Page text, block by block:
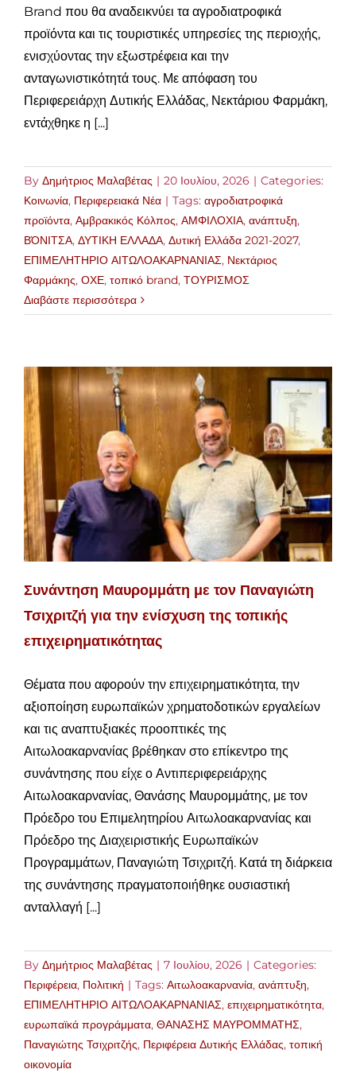
Brand που θα αναδεικνύει τα αγροδιατροφικά
προϊόντα και τις τουριστικές υπηρεσίες της περιοχής,
ενισχύοντας την εξωστρέφεια και την
ανταγωνιστικότητά τους. Με απόφαση του
Περιφερειάρχη Δυτικής Ελλάδας, Νεκτάριου Φαρμάκη,
εντάχθηκε η [...]
By Δημήτριος Μαλαβέτας | 20 Ιουλίου, 2026 | Categories:
Κοινωνία, Περιφερειακά Νέα | Tags: αγροδιατροφικά
προϊόντα, Αμβρακικός Κόλπος, ΑΜΦΙΛΟΧΙΑ, ανάπτυξη,
ΒΌΝΙΤΣΑ, ΔΥΤΙΚΗ ΕΛΛΑΔΑ, Δυτική Ελλάδα 2021-2027,
ΕΠΙΜΕΛΗΤΗΡΙΟ ΑΙΤΩΛΟΑΚΑΡΝΑΝΙΑΣ, Νεκτάριος
Φαρμάκης, ΟΧΕ, τοπικό brand, ΤΟΥΡΙΣΜΟΣ
Διαβάστε περισσότερα
Συνάντηση Μαυρομμάτη με τον Παναγιώτη
Τσιχριτζή για την ενίσχυση της τοπικής
επιχειρηματικότητας
Θέματα που αφορούν την επιχειρηματικότητα, την
αξιοποίηση ευρωπαϊκών χρηματοδοτικών εργαλείων
και τις αναπτυξιακές προοπτικές της
Αιτωλοακαρνανίας βρέθηκαν στο επίκεντρο της
συνάντησης που είχε ο Αντιπεριφερειάρχης
Αιτωλοακαρνανίας, Θανάσης Μαυρομμάτης, με τον
Πρόεδρο του Επιμελητηρίου Αιτωλοακαρνανίας και
Πρόεδρο της Διαχειριστικής Ευρωπαϊκών
Προγραμμάτων, Παναγιώτη Τσιχριτζή. Κατά τη διάρκεια
της συνάντησης πραγματοποιήθηκε ουσιαστική
ανταλλαγή [...]
By Δημήτριος Μαλαβέτας | 7 Ιουλίου, 2026 | Categories:
Περιφέρεια, Πολιτική | Tags: Αιτωλοακαρνανία, ανάπτυξη,
ΕΠΙΜΕΛΗΤΗΡΙΟ ΑΙΤΩΛΟΑΚΑΡΝΑΝΙΑΣ, επιχειρηματικότητα,
ευρωπαϊκά προγράμματα, ΘΑΝΑΣΗΣ ΜΑΥΡΟΜΜΑΤΗΣ,
Παναγιώτης Τσιχριτζής, Περιφέρεια Δυτικής Ελλάδας, τοπική
οικονομία